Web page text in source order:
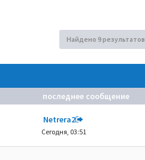
Найдено 9 результатов
последнее сообщение
Netrera2
Сегодня, 03:51